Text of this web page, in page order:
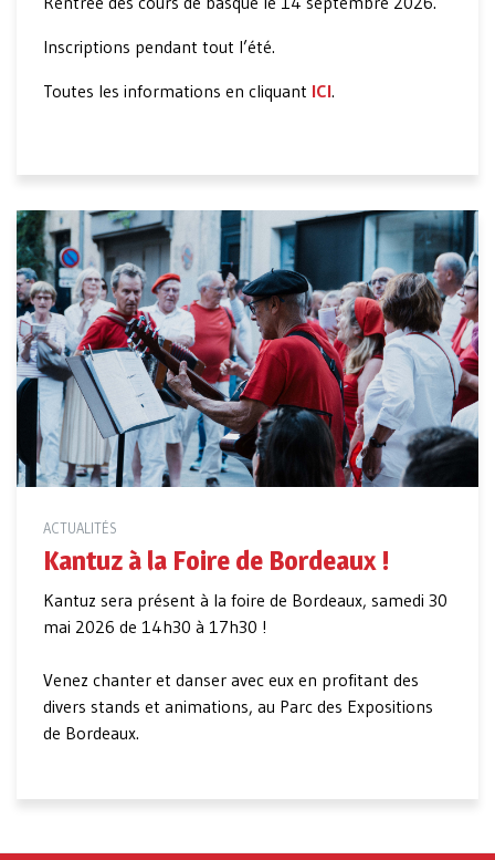
Inscriptions pendant tout l’été.
Toutes les informations en cliquant ICI.
ACTUALITÉS
Kantuz à la Foire de Bordeaux !
Kantuz sera présent à la foire de Bordeaux, samedi 30
mai 2026 de 14h30 à 17h30 !
Venez chanter et danser avec eux en profitant des
divers stands et animations, au Parc des Expositions
de Bordeaux.